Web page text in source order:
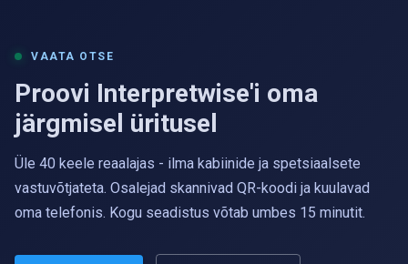
VAATA OTSE
Proovi Interpretwise'i oma
järgmisel üritusel
Üle 40 keele reaalajas - ilma kabiinide ja spetsiaalsete
vastuvõtjateta. Osalejad skannivad QR-koodi ja kuulavad
oma telefonis. Kogu seadistus võtab umbes 15 minutit.